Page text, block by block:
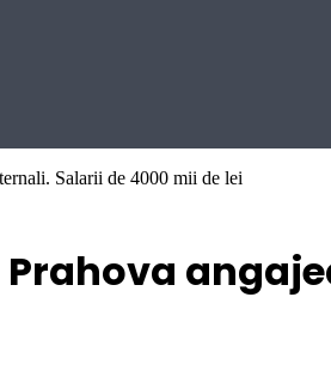
Salarii de 4000 mii de lei